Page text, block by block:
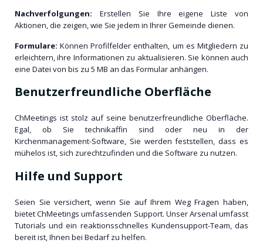
Nachverfolgungen: Erstellen Sie Ihre eigene Liste von
Aktionen, die zeigen, wie Sie jedem in Ihrer Gemeinde dienen.
Formulare:Können Profilfelder enthalten, um es Mitgliedern zu
erleichtern, ihre Informationen zu aktualisieren. Sie können auch
eine Datei von bis zu 5 MB an das Formular anhängen.
Benutzerfreundliche Oberfläche
ChMeetings ist stolz auf seine benutzerfreundliche Oberfläche.
Egal, ob Sie technikaffin sind oder neu in der
Kirchenmanagement-Software, Sie werden feststellen, dass es
mühelos ist, sich zurechtzufinden und die Software zu nutzen.
Hilfe und Support
Seien Sie versichert, wenn Sie auf Ihrem Weg Fragen haben,
bietet ChMeetings umfassenden Support. Unser Arsenal umfasst
Tutorials und ein reaktionsschnelles Kundensupport-Team, das
bereit ist, Ihnen bei Bedarf zu helfen.